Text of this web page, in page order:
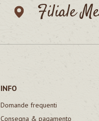
Filiale
INFO
Domande frequenti
Consegna & pagamento